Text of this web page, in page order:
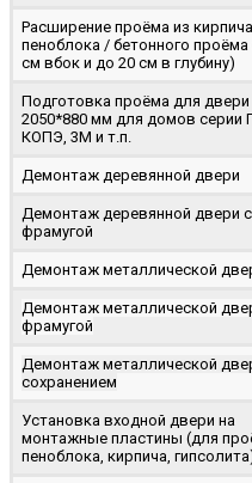
Расширение проёма из
пеноблока / бетонного проёма
cм вбок и до 20 см в глубину)
Подготовка проёма для двери
2050*880 мм для домов серии
КОПЭ, 3М и т.п.
Демонтаж деревянной двери
Демонтаж деревянной двери с
фрамугой
Демонтаж металлической
Демонтаж металлической
фрамугой
Демонтаж металлической
сохранением
Установка входной двери на
монтажные пластины (для
пеноблока, кирпича,